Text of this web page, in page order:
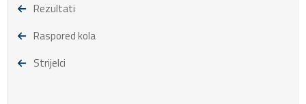
Rezultati
Raspored kola
Strijelci